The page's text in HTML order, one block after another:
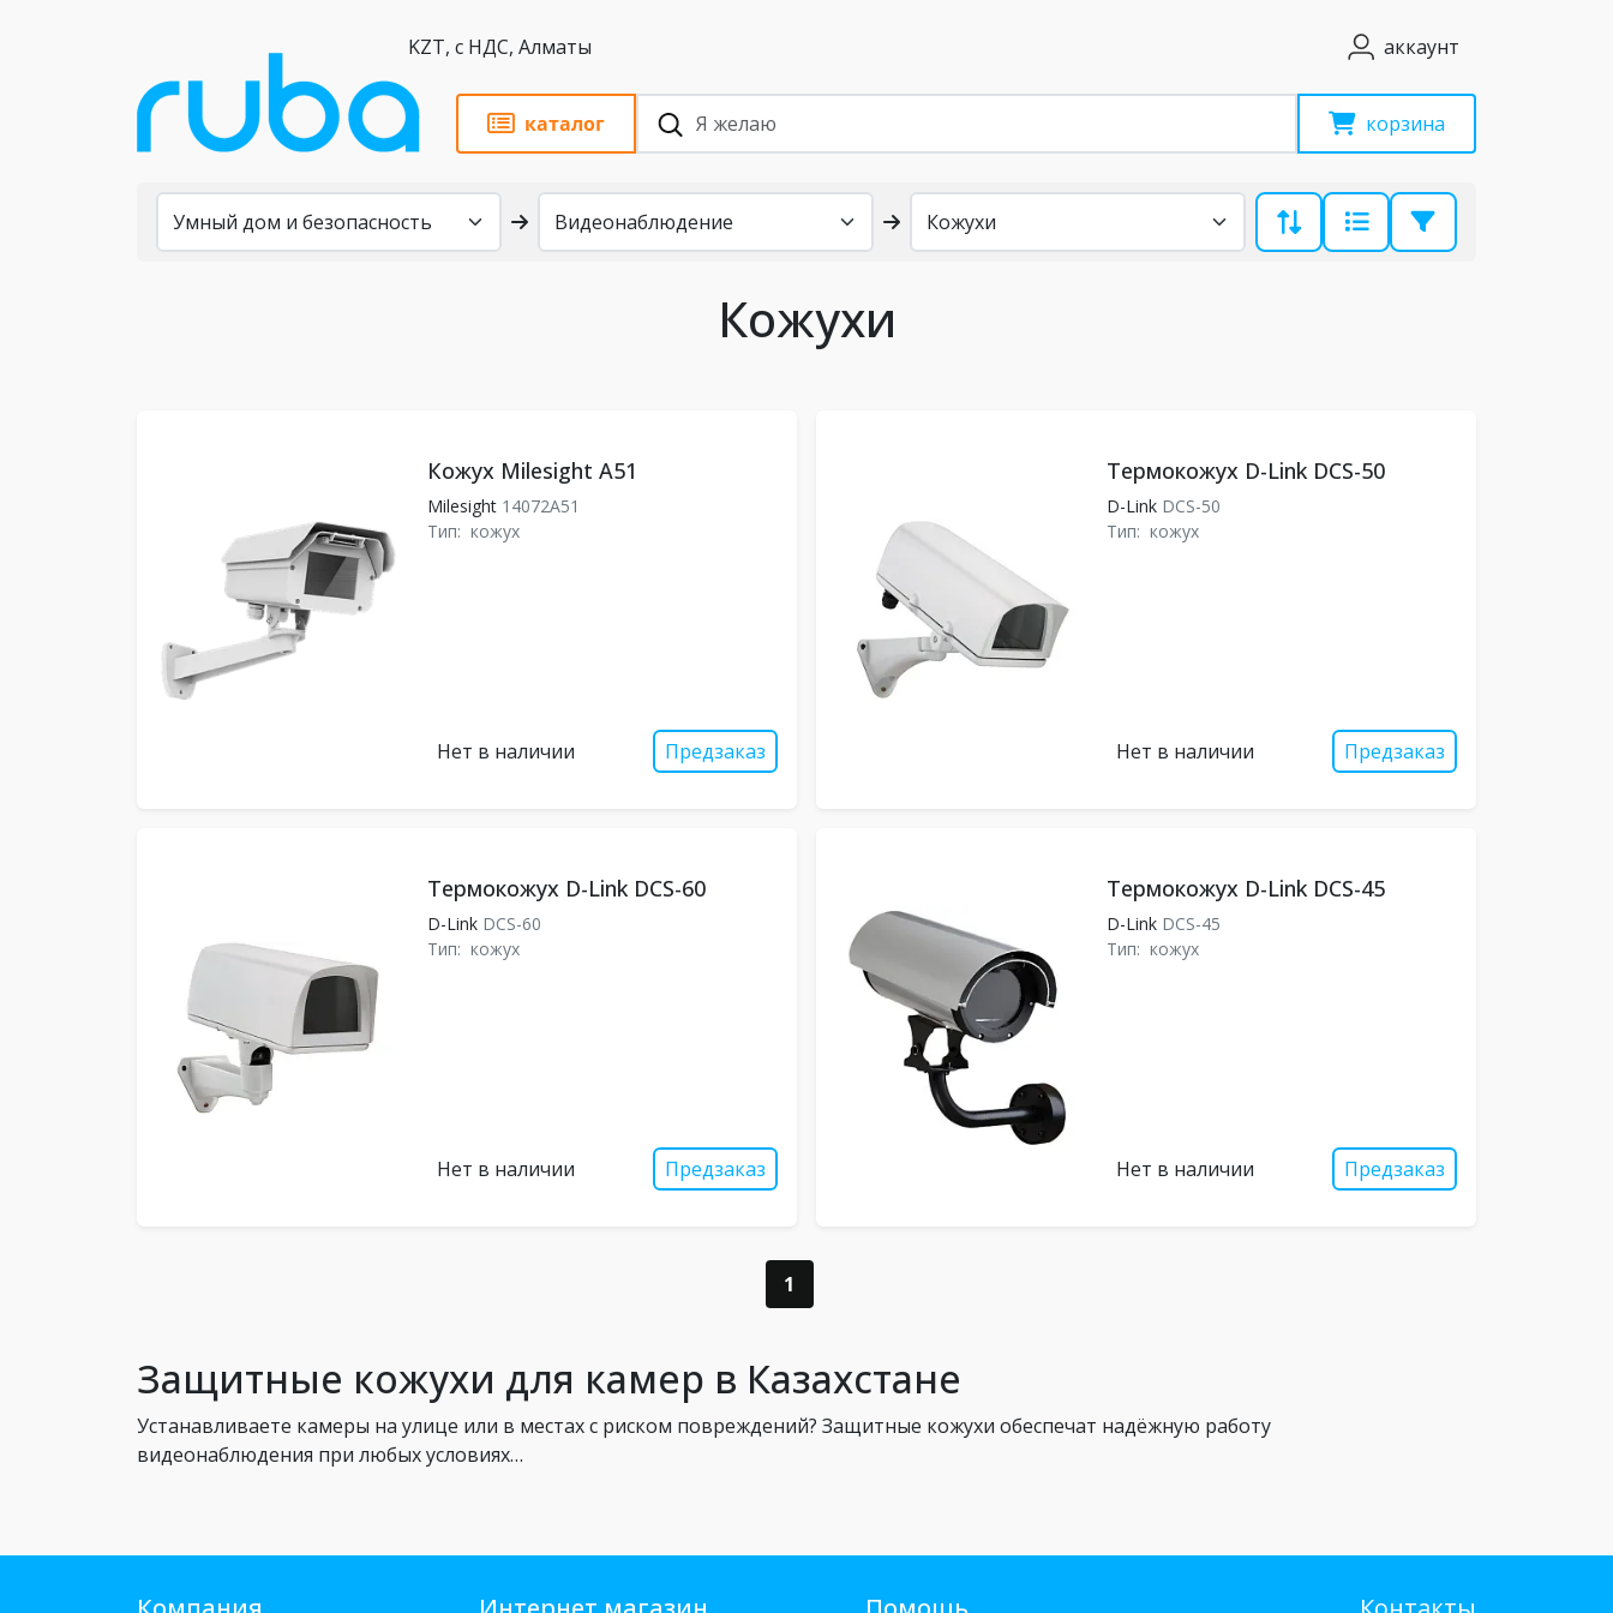
KZT, с НДС, Алматы аккаунт
каталог корзина
Каталог
Кожухи
Кожух Milesight A51
Milesight14072A51
Тип: кожух
Нет в наличии Предзаказ
Термокожух D-Link DCS-50
D-LinkDCS-50
Тип: кожух
Нет в наличии Предзаказ
Термокожух D-Link DCS-60
D-LinkDCS-60
Тип: кожух
Нет в наличии Предзаказ
Термокожух D-Link DCS-45
D-LinkDCS-45
Тип: кожух
Нет в наличии Предзаказ
1
Защитные кожухи для камер в Казахстане
Устанавливаете камеры на улице или в местах с риском повреждений? Защитные кожухи обеспечат надёжную работу
видеонаблюдения при любых условиях…